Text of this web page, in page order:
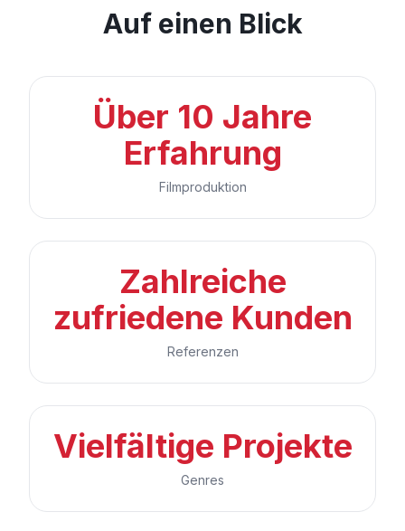
Auf einen Blick
Über 10 Jahre
Erfahrung
Filmproduktion
Zahlreiche
zufriedene Kunden
Referenzen
Vielfältige Projekte
Genres